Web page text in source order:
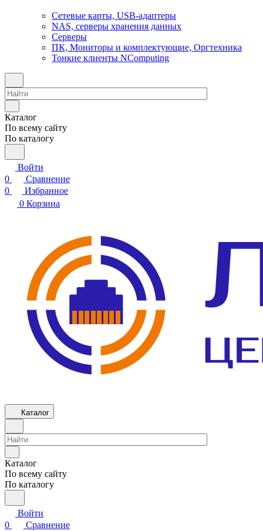
Сетевые карты, USB-адаптеры
NAS, серверы хранения данных
Серверы
ПК, Мониторы и комплектующие, Оргтехника
Тонкие клиенты NComputing
Каталог
По всему сайту
По каталогу
Войти
0
Сравнение
0
Избранное
0 Корзина
Каталог
Каталог
По всему сайту
По каталогу
Войти
0
Сравнение